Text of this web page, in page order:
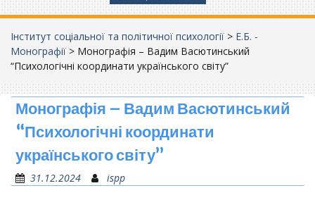
Інститут соціальної та політичної психології > Е.Б. -
Монографії > Монографія – Вадим Васютинський
“Психологічні координати українського світу”
Монографія – Вадим Васютинський
“Психологічні координати
українського світу”
31.12.2024 ispp